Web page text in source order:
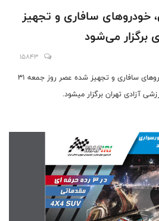
خودروهای سافاری و تجهیز
برگزار می‌شود
15843
همایش بزرگ کمپر، کاروان، خودروهای سافاری و تجهیز شده عصر روز جمعه ۳۱
آزادی تهران برگزار میشود.